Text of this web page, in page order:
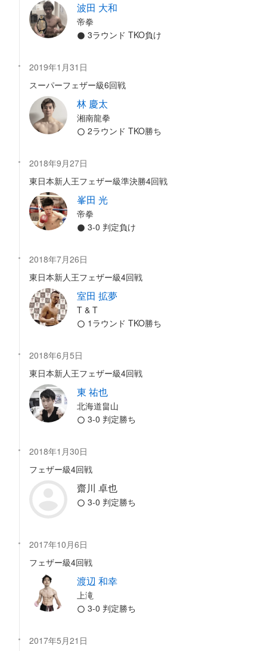
波田 大和
帝拳
3ラウンド TKO負け
2019年1月31日
スーパーフェザー級6回戦
林 慶太
湘南龍拳
2ラウンド TKO勝ち
2018年9月27日
東日本新人王フェザー級準決勝4回戦
峯田 光
帝拳
3-0 判定負け
2018年7月26日
東日本新人王フェザー級4回戦
室田 拡夢
T & T
1ラウンド TKO勝ち
2018年6月5日
東日本新人王フェザー級4回戦
東 祐也
北海道畠山
3-0 判定勝ち
2018年1月30日
フェザー級4回戦
齋川 卓也
3-0 判定勝ち
2017年10月6日
フェザー級4回戦
渡辺 和幸
上滝
3-0 判定勝ち
2017年5月21日